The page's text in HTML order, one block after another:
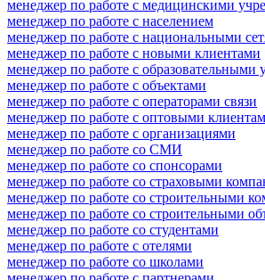
менеджер по работе с медицинскими
менеджер по работе с населением
менеджер по работе с национальными
менеджер по работе с новыми клиентами
менеджер по работе с образовательными
менеджер по работе с объектами
менеджер по работе с операторами связи
менеджер по работе с оптовыми
менеджер по работе с организациями
менеджер по работе со СМИ
менеджер по работе со спонсорами
менеджер по работе со страховыми
менеджер по работе со строительными
менеджер по работе со строительными
менеджер по работе со студентами
менеджер по работе с отелями
менеджер по работе со школами